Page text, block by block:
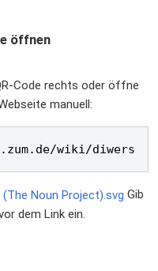
öffnen
Code rechts oder öffne
manuell:
Gib
dem Link ein.